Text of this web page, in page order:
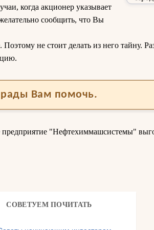
когда акционер указывает
сообщить, что Вы
не стоит делать из него тайну.
Вам помочь.
предприятие "Нефтехиммашсистемы"
СОВЕТУЕМ ПОЧИТАТЬ